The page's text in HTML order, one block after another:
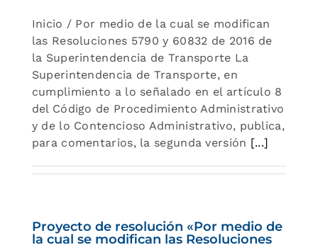
Inicio / Por medio de la cual se modifican
las Resoluciones 5790 y 60832 de 2016 de
la Superintendencia de Transporte La
Superintendencia de Transporte, en
cumplimiento a lo señalado en el artículo 8
del Código de Procedimiento Administrativo
y de lo Contencioso Administrativo, publica,
para comentarios, la segunda versión [...]
Proyecto de resolución «Por medio de
la cual se modifican las Resoluciones